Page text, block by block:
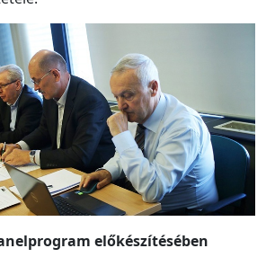
előkészítésében